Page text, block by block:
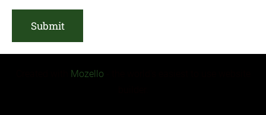
Mozello